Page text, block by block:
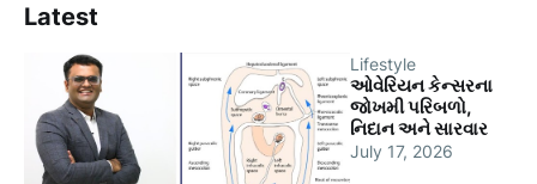
Latest
Lifestyle
ઓવેરિયન કેન્સરના
જોખમી પરિબળો,
નિદાન અને સારવાર
July 17, 2026